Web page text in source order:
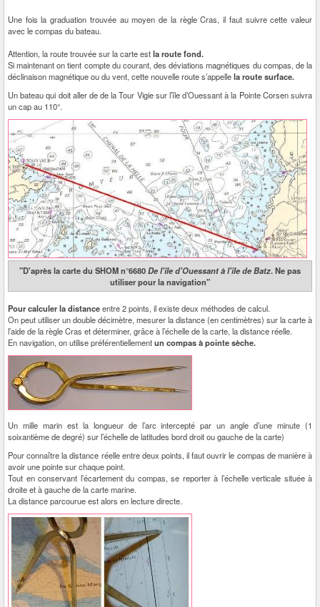
Une fois la graduation trouvée au moyen de la règle Cras, il faut suivre cette valeur
avec le compas du bateau.
Attention, la route trouvée sur la carte estla route fond.
Si maintenant on tient compte du courant, des déviations magnétiques du compas, de la
déclinaison magnétique ou du vent, cette nouvelle route s’appellela route surface.
Un bateau qui doit aller de de la Tour Vigie sur l’île d’Ouessant à la Pointe Corsen suivra
un cap au 110°.
"D'après la carte du SHOM n°6680De l'île d'Ouessant à l'île de Batz. Ne pas
utiliser pour la navigation"
Pour calculer la distanceentre 2 points, il existe deux méthodes de calcul.
On peut utiliser un double décimètre, mesurer la distance (en centimètres) sur la carte à
l’aide de la règle Cras et déterminer, grâce à l’échelle de la carte, la distance réelle.
En navigation, on utilise préférentiellementun compas à pointe sèche.
Un mille marin est la longueur de l’arc intercepté par un angle d’une minute (1
soixantième de degré) sur l’échelle de latitudes bord droit ou gauche de la carte)
Pour connaître la distance réelle entre deux points, il faut ouvrir le compas de manière à
avoir une pointe sur chaque point.
Tout en conservant l’écartement du compas, se reporter à l’échelle verticale située à
droite et à gauche de la carte marine.
La distance parcourue est alors en lecture directe.